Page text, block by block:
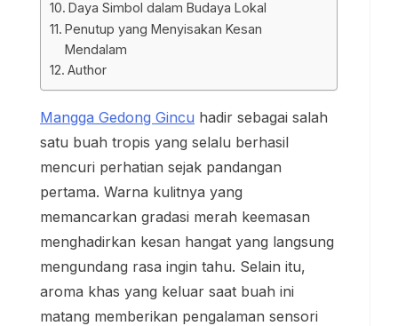
Daya Simbol dalam Budaya Lokal
Penutup yang Menyisakan Kesan
Mendalam
Author
Mangga Gedong Gincu hadir sebagai salah
satu buah tropis yang selalu berhasil
mencuri perhatian sejak pandangan
pertama. Warna kulitnya yang
memancarkan gradasi merah keemasan
menghadirkan kesan hangat yang langsung
mengundang rasa ingin tahu. Selain itu,
aroma khas yang keluar saat buah ini
matang memberikan pengalaman sensori